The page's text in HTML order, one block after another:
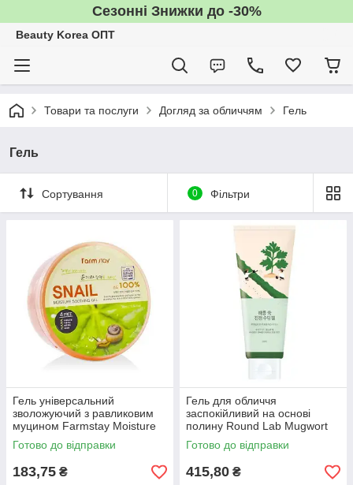
Сезонні Знижки до -30%
Beauty Korea ОПТ
Товари та послуги Догляд за обличчям Гель
Гель
Сортування 0 Фільтри
Гель універсальний
зволожуючий з равликовим
муцином Farmstay Moisture
Soothing Gel Snail 300ml
Готово до відправки
183,75 ₴
Гель для обличчя
заспокійливий на основі
полину Round Lab Mugwort
Calming Soothing Gel, 150ml
Готово до відправки
415,80 ₴